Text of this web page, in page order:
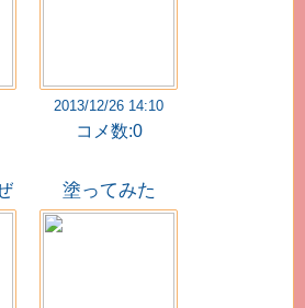
2013/12/26 14:10
コメ数:0
塗ってみた